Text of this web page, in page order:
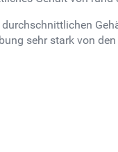
sehr stark von